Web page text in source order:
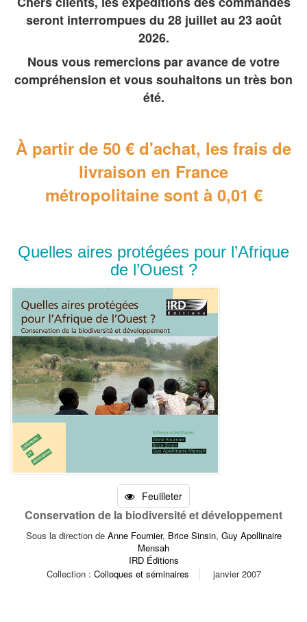
seront interrompues du 28 juillet au 23 août
2026.
Nous vous remercions par avance de votre
compréhension et vous souhaitons un très bon
été.
À partir de 50 € d'achat, les frais de
livraison en France
métropolitainesont à 0,01 €
Quelles aires protégées pour l’Afrique
de l’Ouest ?
Feuilleter
Conservation de la biodiversité et développement
Sous la direction de Anne Fournier, Brice Sinsin, Guy Apollinaire
Mensah
IRD Éditions
Collection : Colloques et séminaires janvier 2007